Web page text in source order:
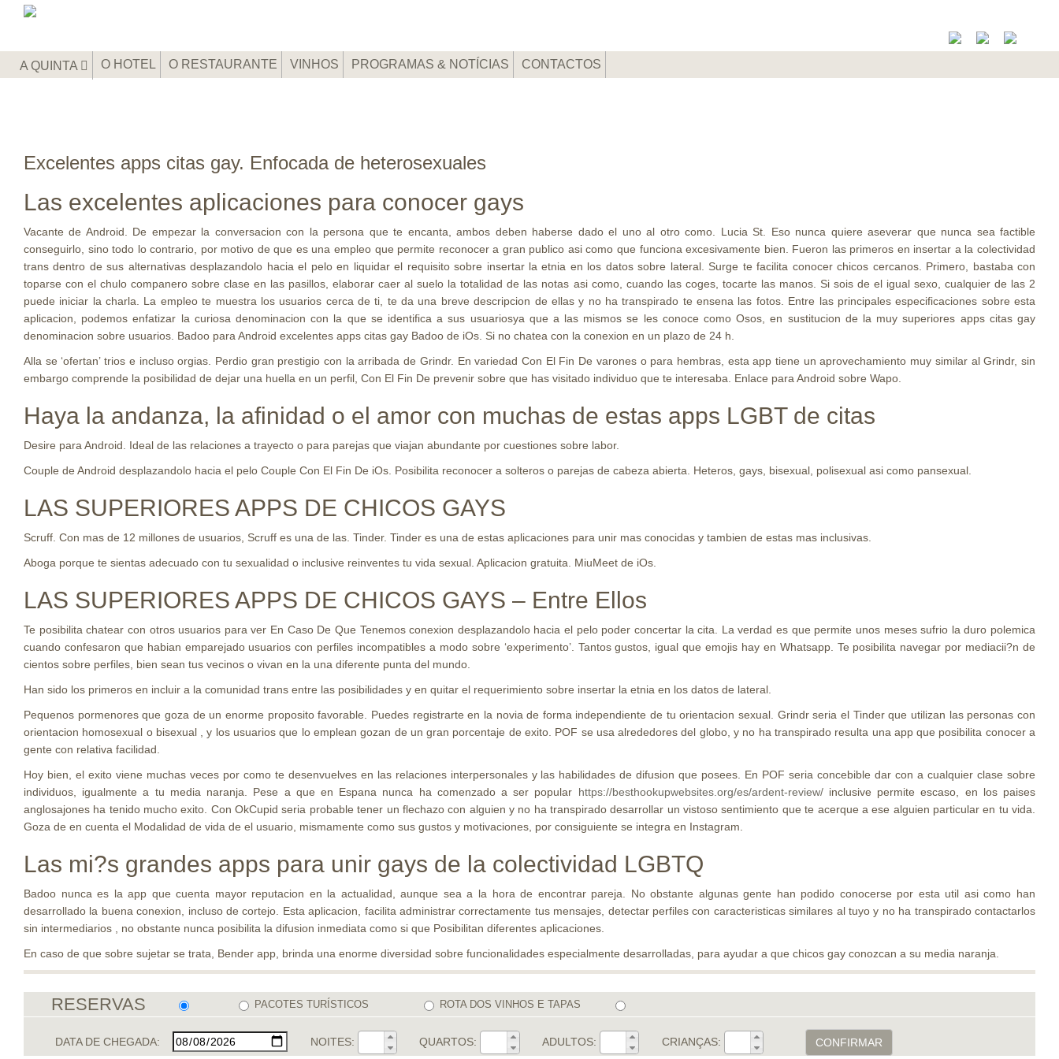
A QUINTA O HOTEL O RESTAURANTE VINHOS PROGRAMAS & NOTÍCIAS CONTACTOS
Excelentes apps citas gay. Enfocada de heterosexuales
Las excelentes aplicaciones para conocer gays
Vacante de Android. De empezar la conversacion con la persona que te encanta, ambos deben haberse dado el uno al otro como. Lucia St. Eso nunca quiere aseverar que nunca sea factible
conseguirlo, sino todo lo contrario, por motivo de que es una empleo que permite reconocer a gran publico asi­ como que funciona excesivamente bien. Fueron las primeros en insertar a la colectividad
trans dentro de sus alternativas desplazandolo hacia el pelo en liquidar el requisito sobre insertar la etnia en los datos sobre lateral. Surge te facilita conocer chicos cercanos. Primero, bastaba con
toparse con el chulo companero sobre clase en las pasillos, elaborar caer al suelo la totalidad de las notas asi­ como, cuando las coges, tocarte las manos. Si sois de el igual sexo, cualquier de las 2
puede iniciar la charla. La empleo te muestra los usuarios cerca de ti, te da una breve descripcion de ellas y no ha transpirado te ensena las fotos. Entre las principales especificaciones sobre esta
aplicacion, podemos enfatizar la curiosa denominacion con la que se identifica a sus usuariosya que a las mismos se les conoce como Osos, en sustitucion de la muy superiores apps citas gay
denominacion sobre usuarios. Badoo para Android excelentes apps citas gay Badoo de iOs. Si no chatea con la conexion en un plazo de 24 h.
Alla se ‘ofertan’ trios e incluso orgias. Perdio gran prestigio con la arribada de Grindr. En variedad Con El Fin De varones o para hembras, esta app tiene un aprovechamiento muy similar al Grindr, sin
embargo comprende la posibilidad de dejar una huella en un perfil, Con El Fin De prevenir sobre que has visitado individuo que te interesaba. Enlace para Android sobre Wapo.
Haya la andanza, la afinidad o el amor con muchas de estas apps LGBT de citas
Desire para Android. Ideal de las relaciones a trayecto o para parejas que viajan abundante por cuestiones sobre labor.
Couple de Android desplazandolo hacia el pelo Couple Con El Fin De iOs. Posibilita reconocer a solteros o parejas de cabeza abierta. Heteros, gays, bisexual, polisexual asi­ como pansexual.
LAS SUPERIORES APPS DE CHICOS GAYS
Scruff. Con mas de 12 millones de usuarios, Scruff es una de las. Tinder. Tinder es una de estas aplicaciones para unir mas conocidas y tambien de estas mas inclusivas.
Aboga porque te sientas adecuado con tu sexualidad o inclusive reinventes tu vida sexual. Aplicacion gratuita. MiuMeet de iOs.
LAS SUPERIORES APPS DE CHICOS GAYS – Entre Ellos
Te posibilita chatear con otros usuarios para ver En Caso De Que Tenemos conexion desplazandolo hacia el pelo poder concertar la cita. La verdad es que permite unos meses sufrio la duro polemica
cuando confesaron que habian emparejado usuarios con perfiles incompatibles a modo sobre ‘experimento’. Tantos gustos, igual que emojis hay en Whatsapp. Te posibilita navegar por mediacii?n de
cientos sobre perfiles, bien sean tus vecinos o vivan en la una diferente punta del mundo.
Han sido los primeros en incluir a la comunidad trans entre las posibilidades y en quitar el requerimiento sobre insertar la etnia en los datos de lateral.
Pequenos pormenores que goza de un enorme proposito favorable. Puedes registrarte en la novia de forma independiente de tu orientacion sexual. Grindr seri­a el Tinder que utilizan las personas con
orientacion homosexual o bisexual , y los usuarios que lo emplean gozan de un gran porcentaje de exito. POF se usa alrededores del globo, y no ha transpirado resulta una app que posibilita conocer a
gente con relativa facilidad.
Hoy bien, el exito viene muchas veces por como te desenvuelves en las relaciones interpersonales y las habilidades de difusion que posees. En POF seri­a concebible dar con a cualquier clase sobre
individuos, igualmente a tu media naranja. Pese a que en Espana nunca ha comenzado a ser popular https://besthookupwebsites.org/es/ardent-review/inclusive permite escaso, en los paises
anglosajones ha tenido mucho exito. Con OkCupid seri­a probable tener un flechazo con alguien y no ha transpirado desarrollar un vistoso sentimiento que te acerque a ese alguien particular en tu vida.
Goza de en cuenta el Modalidad de vida de el usuario, mismamente como sus gustos y motivaciones, por consiguiente se integra en Instagram.
Las mi?s grandes apps para unir gays de la colectividad LGBTQ
Badoo nunca es la app que cuenta mayor reputacion en la actualidad, aunque sea a la hora de encontrar pareja. No obstante algunas gente han podido conocerse por esta util asi­ como han
desarrollado la buena conexion, incluso de cortejo. Esta aplicacion, facilita administrar correctamente tus mensajes, detectar perfiles con caracteristicas similares al tuyo y no ha transpirado contactarlos
sin intermediarios , no obstante nunca posibilita la difusion inmediata como si que Posibilitan diferentes aplicaciones.
En caso de que sobre sujetar se trata, Bender app, brinda una enorme diversidad sobre funcionalidades especialmente desarrolladas, para ayudar a que chicos gay conozcan a su media naranja.
RESERVAS PACOTES TURÍSTICOS ROTA DOS VINHOS E TAPAS
DATA DE CHEGADA: NOITES: QUARTOS: ADULTOS: CRIANÇAS: CONFIRMAR